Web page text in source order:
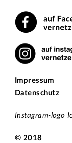
Impressum
Datenschutz
Instagram-logo
© 2018